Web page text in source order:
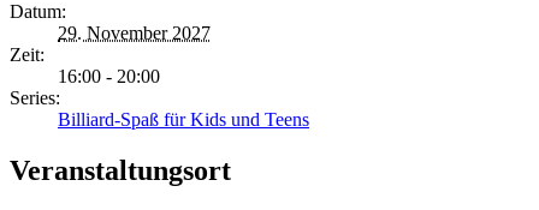
Datum:
29. November 2027
Zeit:
16:00 - 20:00
Series:
Billiard-Spaß für Kids und Teens
Veranstaltungsort